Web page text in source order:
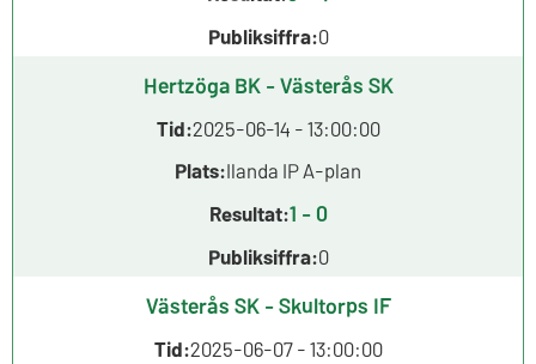
Publiksiffra:0
Hertzöga BK - Västerås SK
Tid:2025-06-14 - 13:00:00
Plats:Ilanda IP A-plan
Resultat:1 - 0
Publiksiffra:0
Västerås SK - Skultorps IF
Tid:2025-06-07 - 13:00:00